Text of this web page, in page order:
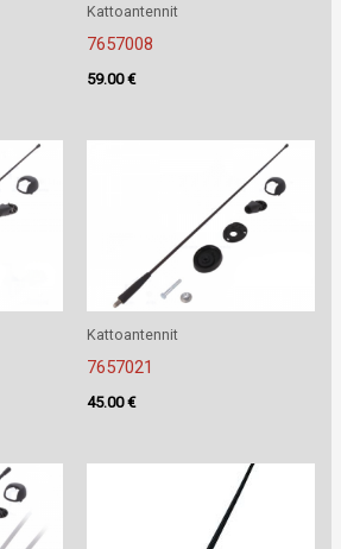
Kattoantennit
7657008
59.00€
Kattoantennit
7657021
45.00€